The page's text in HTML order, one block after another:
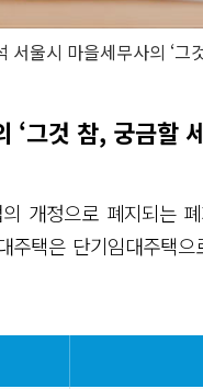
서울시 마을세무사의 ‘그
‘그것 참, 궁금할
개정으로 폐지되는
주택은 단기임대주택